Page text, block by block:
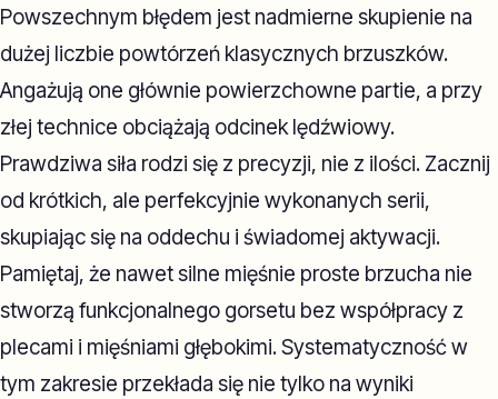
Powszechnym błędem jest nadmierne skupienie na
dużej liczbie powtórzeń klasycznych brzuszków.
Angażują one głównie powierzchowne partie, a przy
złej technice obciążają odcinek lędźwiowy.
Prawdziwa siła rodzi się z precyzji, nie z ilości. Zacznij
od krótkich, ale perfekcyjnie wykonanych serii,
skupiając się na oddechu i świadomej aktywacji.
Pamiętaj, że nawet silne mięśnie proste brzucha nie
stworzą funkcjonalnego gorsetu bez współpracy z
plecami i mięśniami głębokimi. Systematyczność w
tym zakresie przekłada się nie tylko na wyniki